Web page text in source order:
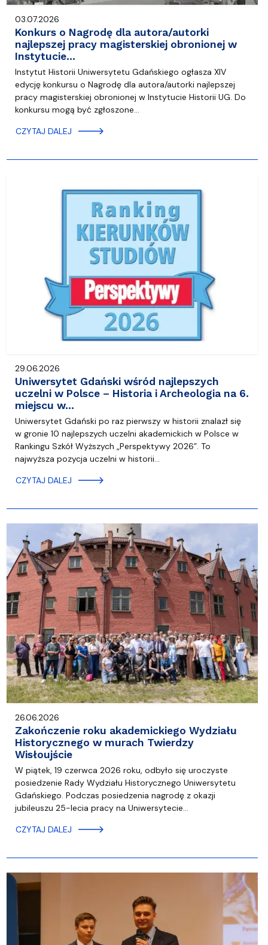
03.07.2026
Konkurs o Nagrodę dla autora/autorki
najlepszej pracy magisterskiej obronionej w
Instytucie…
Instytut Historii Uniwersytetu Gdańskiego ogłasza XIV
edycję konkursu o Nagrodę dla autora/autorki najlepszej
pracy magisterskiej obronionej w Instytucie Historii UG. Do
konkursu mogą być zgłoszone…
CZYTAJ DALEJ
29.06.2026
Uniwersytet Gdański wśród najlepszych
uczelni w Polsce – Historia i Archeologia na 6.
miejscu w…
Uniwersytet Gdański po raz pierwszy w historii znalazł się
w gronie 10 najlepszych uczelni akademickich w Polsce w
Rankingu Szkół Wyższych „Perspektywy 2026”. To
najwyższa pozycja uczelni w historii…
CZYTAJ DALEJ
26.06.2026
Zakończenie roku akademickiego Wydziału
Historycznego w murach Twierdzy
Wisłoujście
W piątek, 19 czerwca 2026 roku, odbyło się uroczyste
posiedzenie Rady Wydziału Historycznego Uniwersytetu
Gdańskiego. Podczas posiedzenia nagrodę z okazji
jubileuszu 25-lecia pracy na Uniwersytecie…
CZYTAJ DALEJ